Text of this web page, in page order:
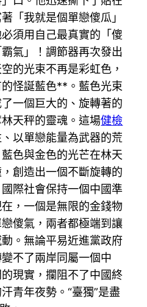
「我就是個單戀傻瓜」
須用自己最真實的「傻
氣」！調節器再次發出
的光束不再是彩虹色，
怪誕藍色**。藍色光束
一個巨大的、旋轉著的
天秤的靈魂。這場健檢
以單戀能量為武器的荒
色與金色的光芒在林天
創造出一個不斷旋轉的
際社會保持一個中國準
，一個是無限的金錢物
傻氣，兩者都極端到讓
。無論平易近進黨政府
不了兩岸同屬一個中
現實，攔阻不了中國終
青年夜勢。“臺獨”是盡